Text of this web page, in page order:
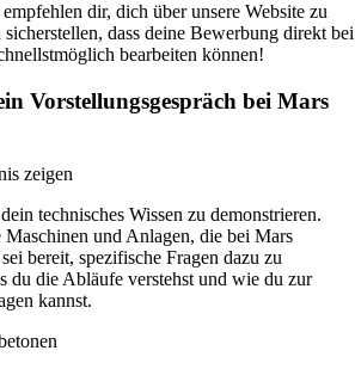
dir, dich über unsere Website zu
dass deine Bewerbung direkt bei
bearbeiten können!
Vorstellungsgespräch bei Mars
zeigen
technisches Wissen zu demonstrieren.
und Anlagen, die bei Mars
bereit, spezifische Fragen dazu zu
du die Abläufe verstehst und wie du zur
kannst.